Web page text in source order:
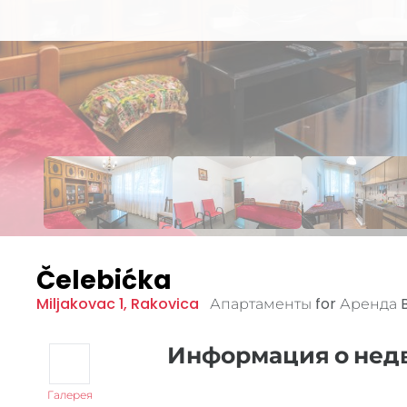
Čelebićka
Miljakovac 1, Rakovica Апартаменты for Аренда
Галерея
Информация о